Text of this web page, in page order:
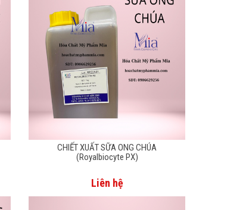
CHIẾT XUẤT SỮA ONG CHÚA
(Royalbiocyte PX)
Liên hệ